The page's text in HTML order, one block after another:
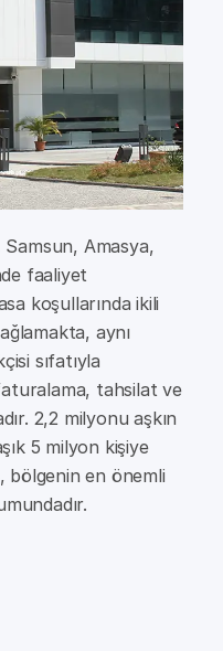
Samsun, Amasya,
faaliyet
koşullarında ikili
aynı
sıfatıyla
tahsilat ve
2,2 milyonu aşkın
5 milyon kişiye
bölgenin en önemli